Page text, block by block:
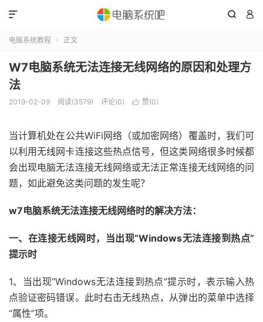
 

电脑系统教程  正文
W7电脑系统无法连接无线网络的原因和处理方
法
2019-02-09 阅读(3579) 评论(0)  赞(0)
当计算机处在公共WiFi网络（或加密网络）覆盖时，我们可
以利用无线网卡连接这些热点信号，但这类网络很多时候都
会出现电脑无法连接无线网络或无法正常连接无线网络的问
题，如此避免这类问题的发生呢？
w7电脑系统无法连接无线网络时的解决方法：
一、在连接无线网时，当出现“Windows无法连接到热点”
提示时
1、当出现“Windows无法连接到热点”提示时，表示输入热
点验证密码错误。此时右击无线热点，从弹出的菜单中选择
“属性”项。